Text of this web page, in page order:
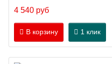
4 540 руб
В корзину 1 клик